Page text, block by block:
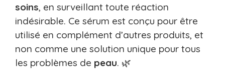
soins, en surveillant toute réaction
indésirable. Ce sérum est conçu pour être
utilisé en complément d’autres produits, et
non comme une solution unique pour tous
les problèmes de peau. 🌿